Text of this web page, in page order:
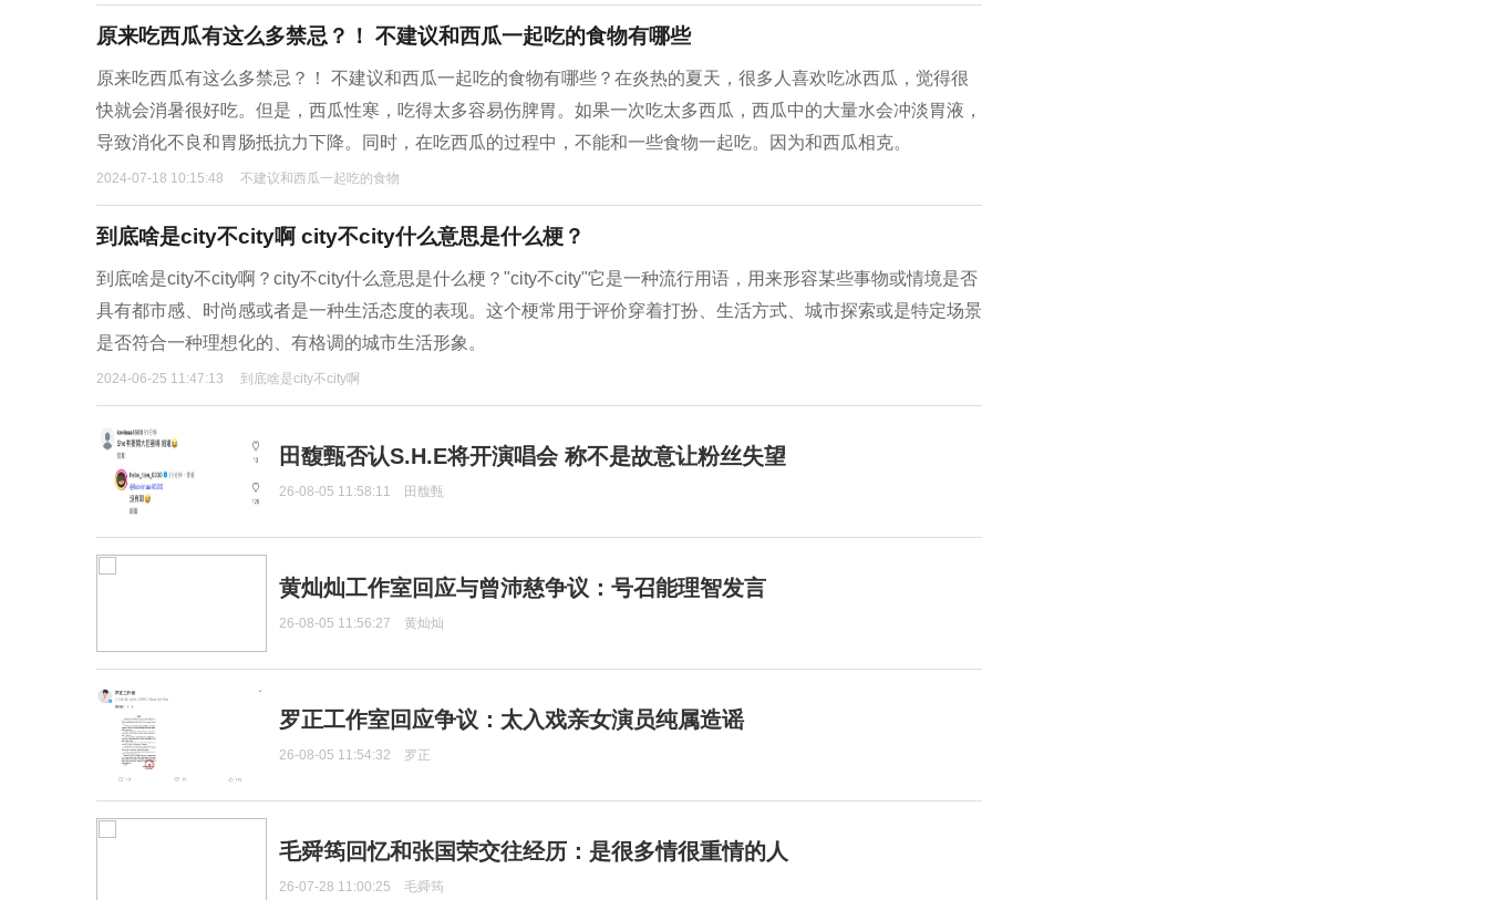
原来吃西瓜有这么多禁忌？！ 不建议和西瓜一起吃的食物有哪些
​原来吃西瓜有这么多禁忌？！ 不建议和西瓜一起吃的食物有哪些？在炎热的夏天，很多人喜欢吃冰西瓜，觉得很
快就会消暑很好吃。但是，西瓜性寒，吃得太多容易伤脾胃。如果一次吃太多西瓜，西瓜中的大量水会冲淡胃液，
导致消化不良和胃肠抵抗力下降。同时，在吃西瓜的过程中，不能和一些食物一起吃。因为和西瓜相克。
2024-07-18 10:15:48 不建议和西瓜一起吃的食物
到底啥是city不city啊 city不city什么意思是什么梗？
到底啥是city不city啊？city不city什么意思是什么梗？"city不city"它是一种流行用语，用来形容某些事物或情境是否
具有都市感、时尚感或者是一种生活态度的表现。这个梗常用于评价穿着打扮、生活方式、城市探索或是特定场景
是否符合一种理想化的、有格调的城市生活形象。
2024-06-25 11:47:13 到底啥是city不city啊
田馥甄否认S.H.E将开演唱会 称不是故意让粉丝失望
26-08-05 11:58:11 田馥甄
黄灿灿工作室回应与曾沛慈争议：号召能理智发言
26-08-05 11:56:27 黄灿灿
罗正工作室回应争议：太入戏亲女演员纯属造谣
26-08-05 11:54:32 罗正
毛舜筠回忆和张国荣交往经历：是很多情很重情的人
26-07-28 11:00:25 毛舜筠